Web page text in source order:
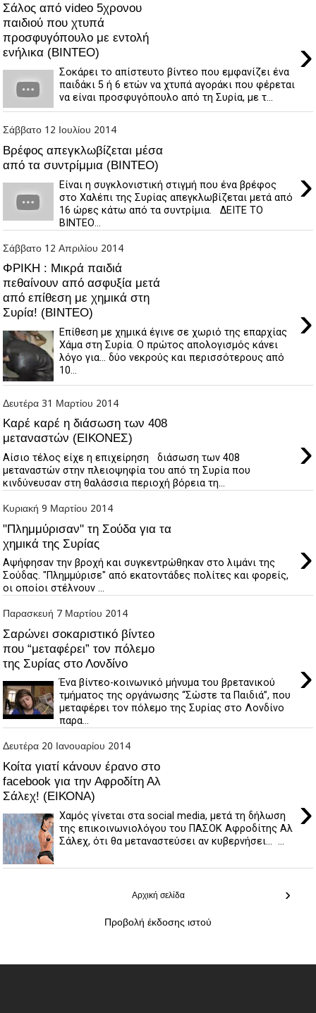
Σάλος από video 5χρονου
παιδιού που χτυπά
προσφυγόπουλο με εντολή
ενήλικα (ΒΙΝΤΕΟ)
›
Σοκάρει το απίστευτο βίντεο που εμφανίζει ένα
παιδάκι 5 ή 6 ετών να χτυπά αγοράκι που φέρεται
να είναι προσφυγόπουλο από τη Συρία, με τ...
Σάββατο 12 Ιουλίου 2014
Βρέφος απεγκλωβίζεται μέσα
από τα συντρίμμια (ΒΙΝΤΕΟ)
›
Είναι η συγκλονιστική στιγμή που ένα βρέφος
στο Χαλέπι της Συρίας απεγκλωβίζεται μετά από
16 ώρες κάτω από τα συντρίμια. ΔΕΙΤΕ ΤΟ
ΒΙΝΤΕΟ...
Σάββατο 12 Απριλίου 2014
ΦΡΙΚΗ : Μικρά παιδιά
πεθαίνουν από ασφυξία μετά
από επίθεση με χημικά στη
Συρία! (ΒΙΝΤΕΟ)
›
Επίθεση με χημικά έγινε σε χωριό της επαρχίας
Χάμα στη Συρία. Ο πρώτος απολογισμός κάνει
λόγο για... δύο νεκρούς και περισσότερους από
10...
Δευτέρα 31 Μαρτίου 2014
Καρέ καρέ η διάσωση των 408
μεταναστών (ΕΙΚΟΝΕΣ)
›
Αίσιο τέλος είχε η επιχείρηση διάσωση των 408
μεταναστών στην πλειοψηφία του από τη Συρία που
κινδύνευσαν στη θαλάσσια περιοχή βόρεια τη...
Κυριακή 9 Μαρτίου 2014
"Πλημμύρισαν" τη Σούδα για τα
χημικά της Συρίας
›
Αψήφησαν την βροχή και συγκεντρώθηκαν στο λιμάνι της
Σούδας. "Πλημμύρισε" από εκατοντάδες πολίτες και φορείς,
οι οποίοι στέλνουν ...
Παρασκευή 7 Μαρτίου 2014
Σαρώνει σοκαριστικό βίντεο
που “μεταφέρει” τον πόλεμο
της Συρίας στο Λονδίνο
›
Ένα βίντεο-κοινωνικό μήνυμα του βρετανικού
τμήματος της οργάνωσης “Σώστε τα Παιδιά”, που
μεταφέρει τον πόλεμο της Συρίας στο Λονδίνο
παρα...
Δευτέρα 20 Ιανουαρίου 2014
Κοίτα γιατί κάνουν έρανο στο
facebook για την Αφροδίτη Αλ
Σάλεχ! (ΕΙΚΟΝΑ)
›
Χαμός γίνεται στα social media, μετά τη δήλωση
της επικοινωνιολόγου του ΠΑΣΟΚ Αφροδίτης Αλ
Σάλεχ, ότι θα μεταναστεύσει αν κυβερνήσει... ...
›
Αρχική σελίδα
Προβολή έκδοσης ιστού